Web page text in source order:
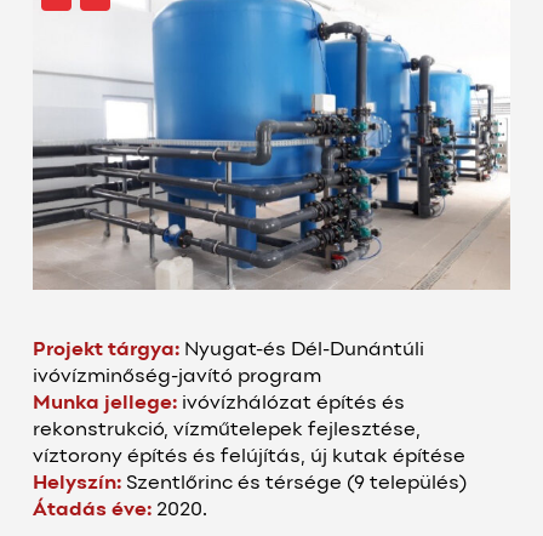
Projekt tárgya: Nyugat-és Dél-Dunántúli
ivóvízminőség-javító program
Munka jellege: ivóvízhálózat építés és
rekonstrukció, vízműtelepek fejlesztése,
víztorony építés és felújítás, új kutak építése
Helyszín: Szentlőrinc és térsége (9 település)
Átadás éve: 2020.